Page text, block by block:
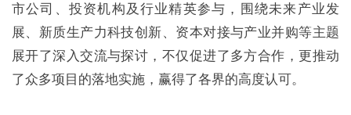
市公司、投资机构及行业精英参与，围绕未来产业发
展、新质生产力科技创新、资本对接与产业并购等主题
展开了深入交流与探讨，不仅促进了多方合作，更推动
了众多项目的落地实施，赢得了各界的高度认可。